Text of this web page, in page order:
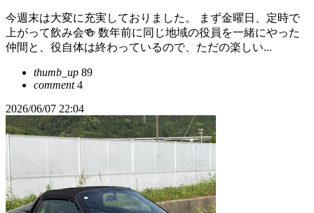
今週末は大変に充実しておりました。 まず金曜日、定時で
上がって飲み会🍻 数年前に同じ地域の役員を一緒にやった
仲間と、役自体は終わっているので、ただの楽しい...
thumb_up 89
comment4
2026/06/07 22:04